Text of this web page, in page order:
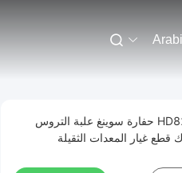
HD820 LG225 حفارة سوينغ علبة التروس
غيار المعدات الثقيلة